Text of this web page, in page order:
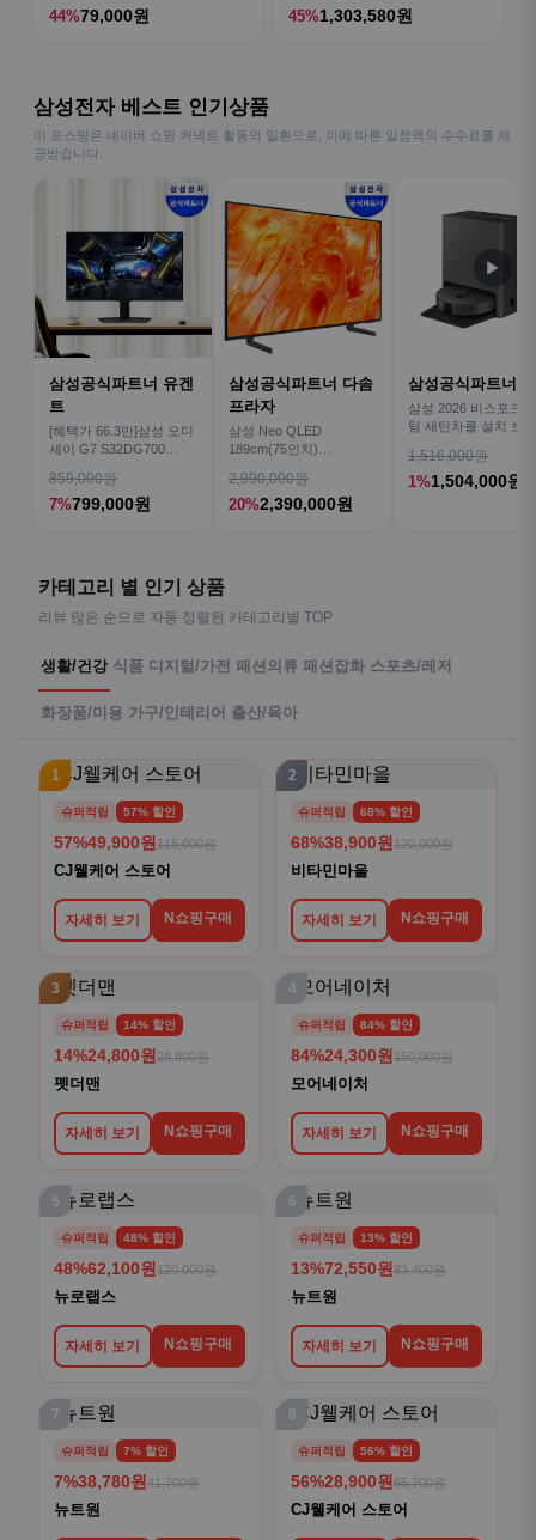
44%79,000원 45%1,303,580원
삼성전자 베스트 인기상품
이 포스팅은 네이버 쇼핑 커넥트 활동의 일환으로, 이에 따른 일정액의 수수료를 제
공받습니다.
삼성공식파트너 유겐
트
[혜택가 66.3만]삼성 오디
세이 G7 S32DG700
859,000원
7%799,000원
삼성공식파트너 다솜
프라자
삼성 Neo QLED
189cm(75인치)
TV
2,990,000원
20%2,390,000원
삼성공식파트너
삼성 2026 비스포크
팀 새틴차콜 설치 보
1,516,000원
1%1,504,000원
▶
카테고리 별 인기 상품
리뷰 많은 순으로 자동 정렬된 카테고리별 TOP
생활/건강 식품 디지털/가전 패션의류 패션잡화 스포츠/레저
화장품/미용 가구/인테리어 출산/육아
1
슈퍼적립 57% 할인
57%49,900원 116,000원
CJ웰케어 스토어
자세히 보기 N쇼핑구매
2
슈퍼적립 68% 할인
68%38,900원 120,000원
비타민마을
자세히 보기 N쇼핑구매
3
슈퍼적립 14% 할인
14%24,800원 28,800원
펫더맨
자세히 보기 N쇼핑구매
4
슈퍼적립 84% 할인
84%24,300원 150,000원
모어네이처
자세히 보기 N쇼핑구매
5
슈퍼적립 48% 할인
48%62,100원 120,000원
뉴로랩스
자세히 보기 N쇼핑구매
6
슈퍼적립 13% 할인
13%72,550원 83,400원
뉴트원
자세히 보기 N쇼핑구매
7
슈퍼적립 7% 할인
7%38,780원 41,700원
뉴트원
8
슈퍼적립 56% 할인
56%28,900원 65,700원
CJ웰케어 스토어